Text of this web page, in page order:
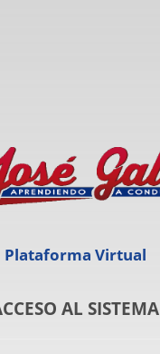
Plataforma Virtual
AL SISTEMA